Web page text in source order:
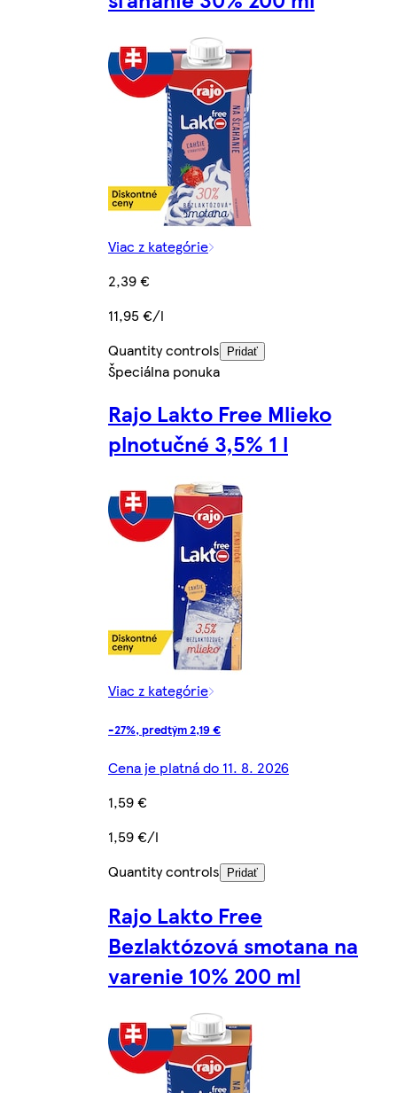
Viac z kategórie
2,39 €
11,95 €/l
Quantity controls
Pridať
Špeciálna ponuka
Rajo Lakto Free Mlieko
plnotučné 3,5% 1 l
Viac z kategórie
-27%, predtým 2,19 €
Cena je platná do 11. 8. 2026
1,59 €
1,59 €/l
Quantity controls
Pridať
Rajo Lakto Free
Bezlaktózová smotana na
varenie 10% 200 ml